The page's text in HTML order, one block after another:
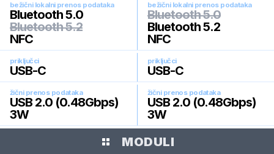
bežični lokalni prenos podataka
Bluetooth 5.0
Bluetooth 5.2
NFC
bežični lokalni prenos podataka
Bluetooth 5.0
Bluetooth 5.2
NFC
priključci
USB-C
priključci
USB-C
žični prenos podataka
USB 2.0 (0.48Gbps)
3W
žični prenos podataka
USB 2.0 (0.48Gbps)
3W
MODULI